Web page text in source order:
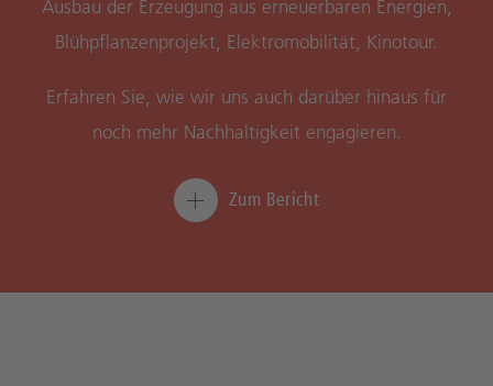
Ausbau der Erzeugung aus erneuerbaren Energien,
Blühpflanzenprojekt, Elektromobilität, Kinotour.
Erfahren Sie, wie wir uns auch darüber hinaus für
noch mehr Nachhaltigkeit engagieren.
Zum Bericht